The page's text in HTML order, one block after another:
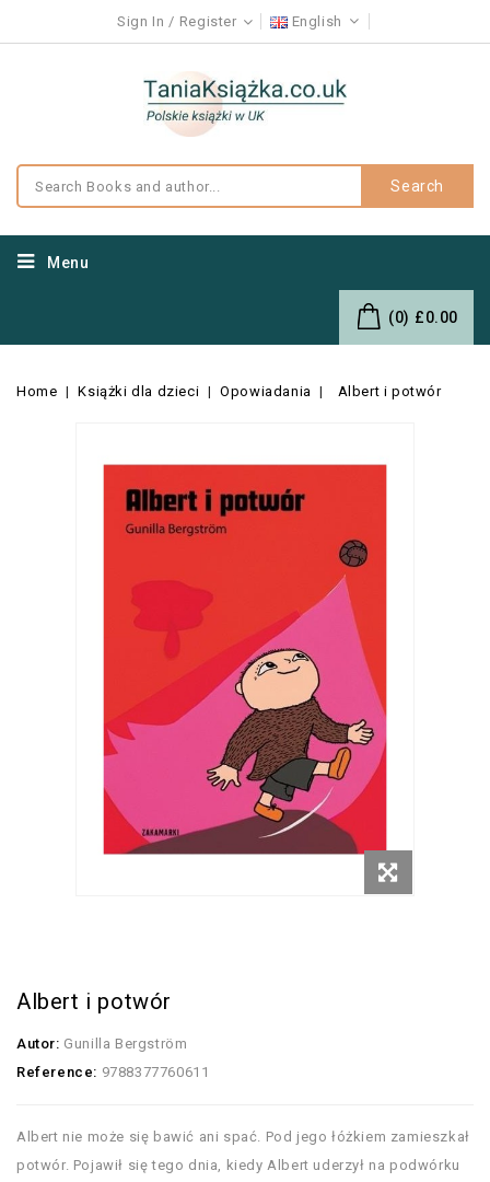
Sign In Register English
Search
Menu
(0) £0.00
Home Książki dla dzieci Opowiadania Albert i potwór
Albert i potwór
Autor: Gunilla Bergström
Reference: 9788377760611
Albert nie może się bawić ani spać. Pod jego łóżkiem zamieszkał
potwór. Pojawił się tego dnia, kiedy Albert uderzył na podwórku